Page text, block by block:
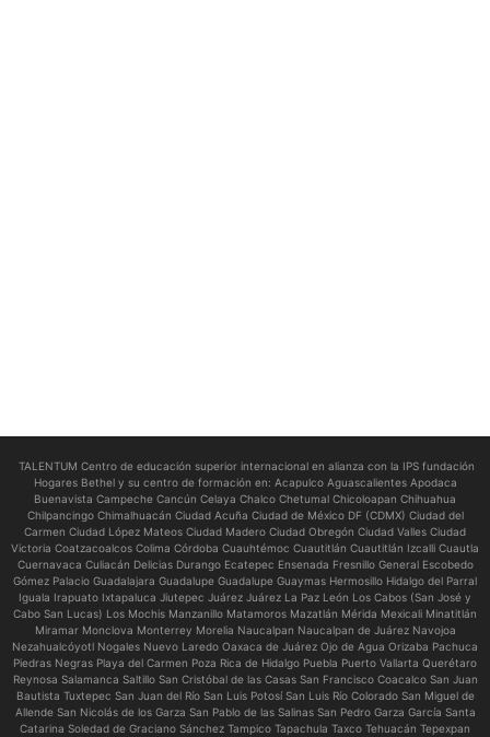
TALENTUM Centro de educación superior internacional en alianza con la IPS fundación
Hogares Bethel y su centro de formación en: Acapulco Aguascalientes Apodaca
Buenavista Campeche Cancún Celaya Chalco Chetumal Chicoloapan Chihuahua
Chilpancingo Chimalhuacán Ciudad Acuña Ciudad de México DF (CDMX) Ciudad del
Carmen Ciudad López Mateos Ciudad Madero Ciudad Obregón Ciudad Valles Ciudad
Victoria Coatzacoalcos Colima Córdoba Cuauhtémoc Cuautitlán Cuautitlán Izcalli Cuautla
Cuernavaca Culiacán Delicias Durango Ecatepec Ensenada Fresnillo General Escobedo
Gómez Palacio Guadalajara Guadalupe Guadalupe Guaymas Hermosillo Hidalgo del Parral
Iguala Irapuato Ixtapaluca Jiutepec Juárez Juárez La Paz León Los Cabos (San José y
Cabo San Lucas) Los Mochis Manzanillo Matamoros Mazatlán Mérida Mexicali Minatitlán
Miramar Monclova Monterrey Morelia Naucalpan Naucalpan de Juárez Navojoa
Nezahualcóyotl Nogales Nuevo Laredo Oaxaca de Juárez Ojo de Agua Orizaba Pachuca
Piedras Negras Playa del Carmen Poza Rica de Hidalgo Puebla Puerto Vallarta Querétaro
Reynosa Salamanca Saltillo San Cristóbal de las Casas San Francisco Coacalco San Juan
Bautista Tuxtepec San Juan del Río San Luis Potosí San Luis Río Colorado San Miguel de
Allende San Nicolás de los Garza San Pablo de las Salinas San Pedro Garza García Santa
Catarina Soledad de Graciano Sánchez Tampico Tapachula Taxco Tehuacán Tepexpan